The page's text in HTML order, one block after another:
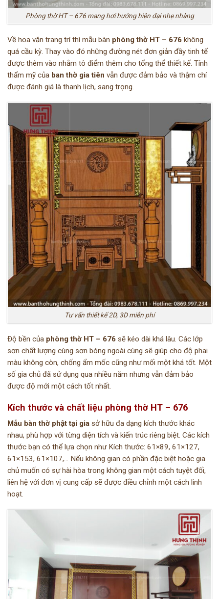
Phòng thờ HT – 676 mang hơi hướng hiện đại nhẹ nhàng
Về hoa văn trang trí thì mẫu bàn phòng thờ HT – 676 không
quá cầu kỳ. Thay vào đó những đường nét đơn giản đầy tinh tế
được thêm vào nhằm tô điểm thêm cho tổng thể thiết kế. Tính
thẩm mỹ của ban thờ gia tiên vẫn được đảm bảo và thậm chí
được đánh giá là thanh lịch, sang trọng.
Tư vấn thiết kế 2D, 3D miễn phí
Độ bền của phòng thờ HT – 676 sẽ kéo dài khá lâu. Các lớp
sơn chất lượng cùng sơn bóng ngoài cùng sẽ giúp cho độ phai
màu không còn, chống ẩm mốc cũng như mối một khá tốt. Một
số gia chủ đã sử dụng qua nhiều năm nhưng vẫn đảm bảo
được độ mới một cách tốt nhất.
Kích thước và chất liệu phòng thờ HT – 676
Mẫu bàn thờ phật tại gia sở hữu đa dạng kích thước khác
nhau, phù hợp với từng diện tích và kiến trúc riêng biệt. Các kích
thước bạn có thể lựa chọn như Kích thước: 61×89, 61×127,
61×153, 61×107,… Nếu không gian có phần đặc biệt hoặc gia
chủ muốn có sự hài hòa trong không gian một cách tuyệt đối,
liên hệ với đơn vị cung cấp sẽ được điều chỉnh một cách linh
hoạt.